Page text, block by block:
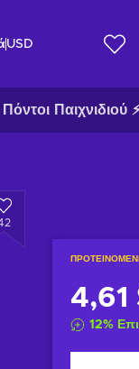
USD
Πόντοι Παιχνιδιού
4,61
12%